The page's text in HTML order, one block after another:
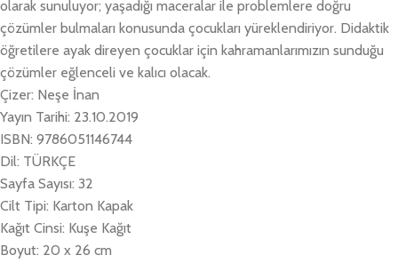
olarak sunuluyor; yaşadığı maceralar ile problemlere doğru
çözümler bulmaları konusunda çocukları yüreklendiriyor. Didaktik
öğretilere ayak direyen çocuklar için kahramanlarımızın sunduğu
çözümler eğlenceli ve kalıcı olacak.
Çizer: Neşe İnan
Yayın Tarihi: 23.10.2019
ISBN: 9786051146744
Dil: TÜRKÇE
Sayfa Sayısı: 32
Cilt Tipi: Karton Kapak
Kağıt Cinsi: Kuşe Kağıt
Boyut: 20 x 26 cm